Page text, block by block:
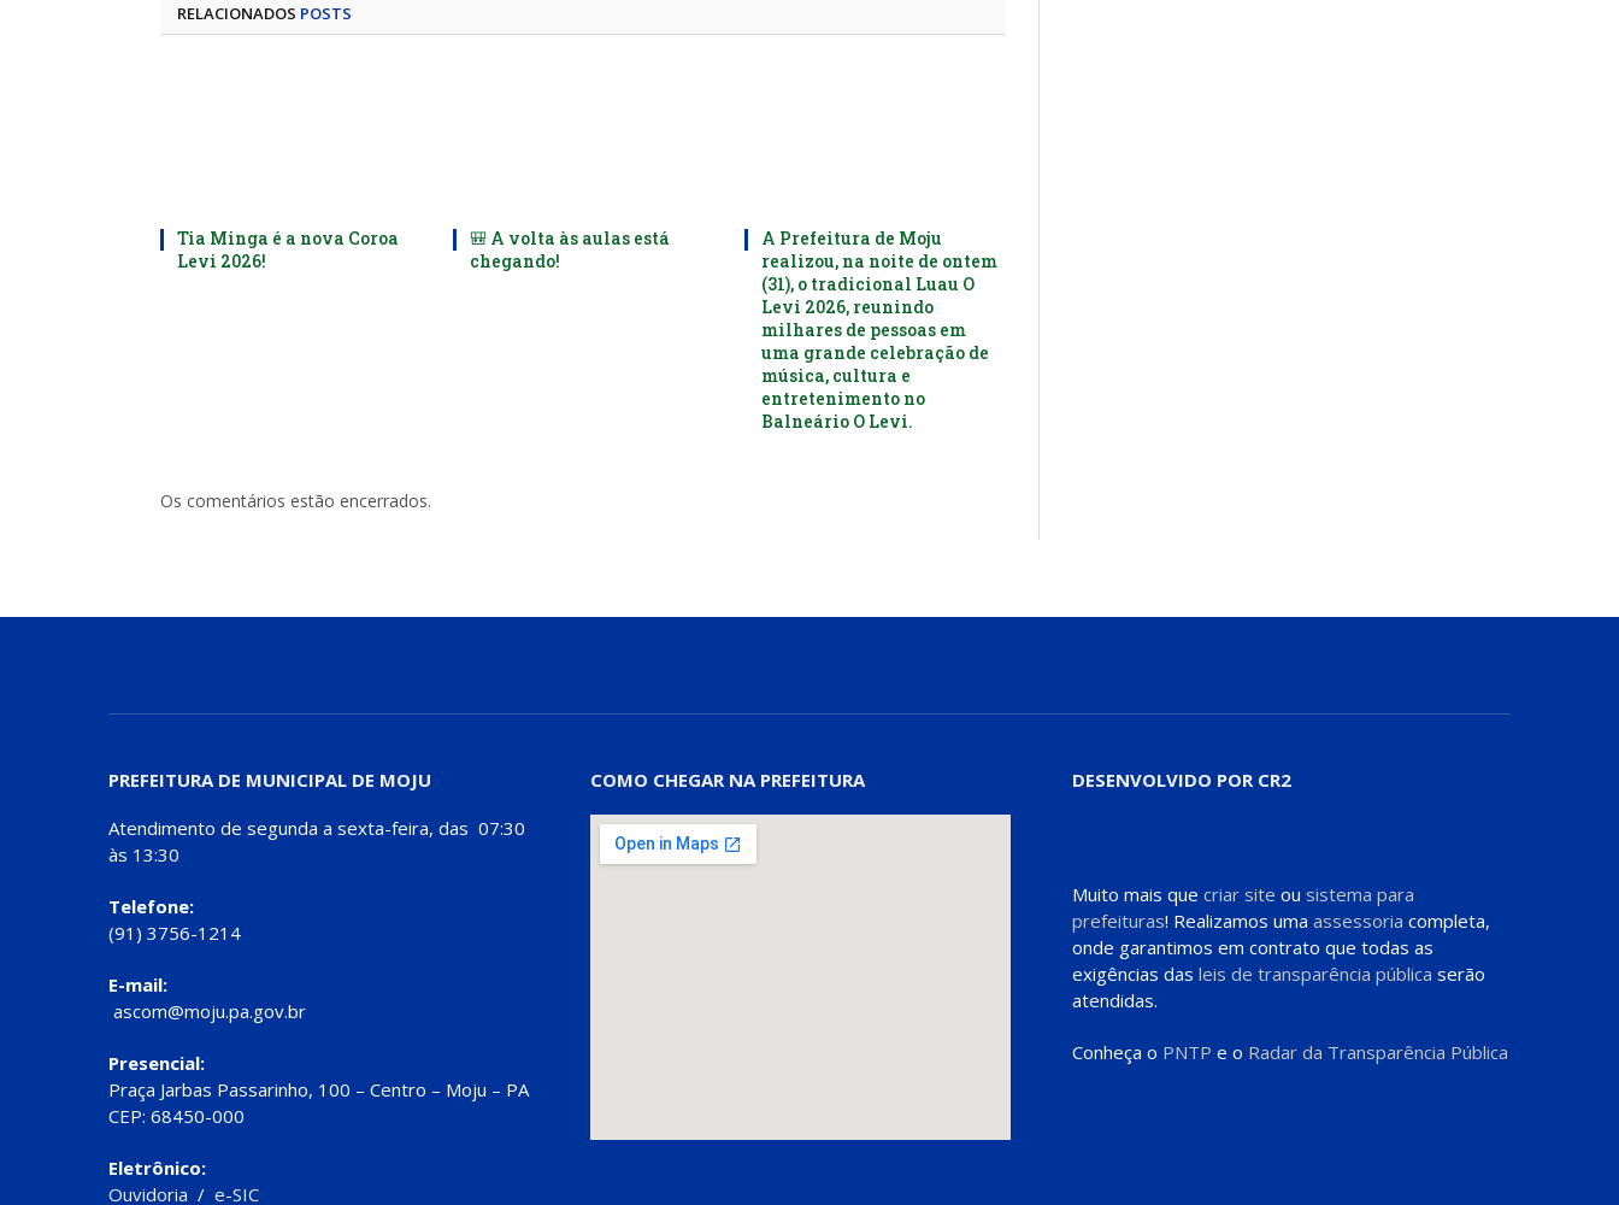
RELACIONADOS POSTS
Tia Minga é a nova Coroa
Levi 2026!
🎒 A volta às aulas está
chegando!
A Prefeitura de Moju
realizou, na noite de ontem
(31), o tradicional Luau O
Levi 2026, reunindo
milhares de pessoas em
uma grande celebração de
música, cultura e
entretenimento no
Balneário O Levi.
Os comentários estão encerrados.
PREFEITURA DE MUNICIPAL DE MOJU
Atendimento de segunda a sexta-feira, das 07:30
às 13:30
Telefone:
(91) 3756-1214
E-mail:
ascom@moju.pa.gov.br
Presencial:
Praça Jarbas Passarinho, 100 – Centro – Moju – PA
CEP: 68450-000
Eletrônico:
Ouvidoria / e-SIC
COMO CHEGAR NA PREFEITURA DESENVOLVIDO POR CR2
Muito mais que criar site ou sistema para
prefeituras! Realizamos uma assessoria completa,
onde garantimos em contrato que todas as
exigências das leis de transparência pública serão
atendidas.
Conheça o PNTP e o Radar da Transparência Pública